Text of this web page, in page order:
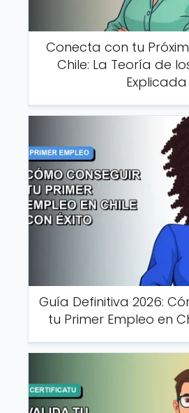
Conecta con tu
Chile: La Teoría de
Explicada
Guía Definitiva 2026:
tu Primer Empleo en